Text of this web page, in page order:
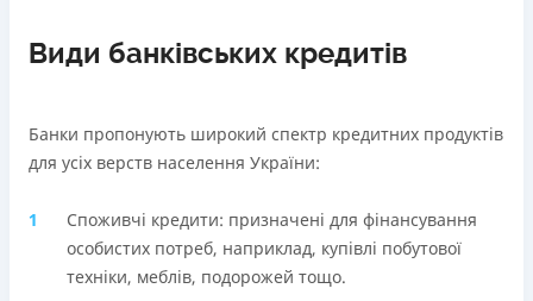
ОТРИМАТИ ПОЗИКУ Детальніше
Види банківських кредитів
Банки пропонують широкий спектр кредитних продуктів
для усіх верств населення України:
Споживчі кредити: призначені для фінансування
особистих потреб, наприклад, купівлі побутової
техніки, меблів, подорожей тощо.